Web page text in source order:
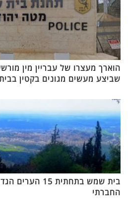
הוארך מעצרו של עבריין מין
שביצע מעשים מגונים בקטין
בית שמש בתחתית
החברתי